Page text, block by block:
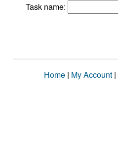
Task name:
Home | My Account |